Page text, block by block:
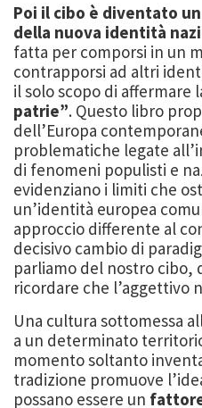
Poi il cibo è diventato
della nuova identità
fatta per comporsi in un
contrapporsi ad altri
il solo scopo di affermare
patrie”. Questo libro
dell’Europa
problematiche legate
di fenomeni populisti e
evidenziano i limiti che
un’identità europea
approccio differente al
decisivo cambio di
parliamo del nostro cibo,
ricordare che l’aggettivo
Una cultura sottomessa
a un determinato
momento soltanto
tradizione promuove
possano essere un